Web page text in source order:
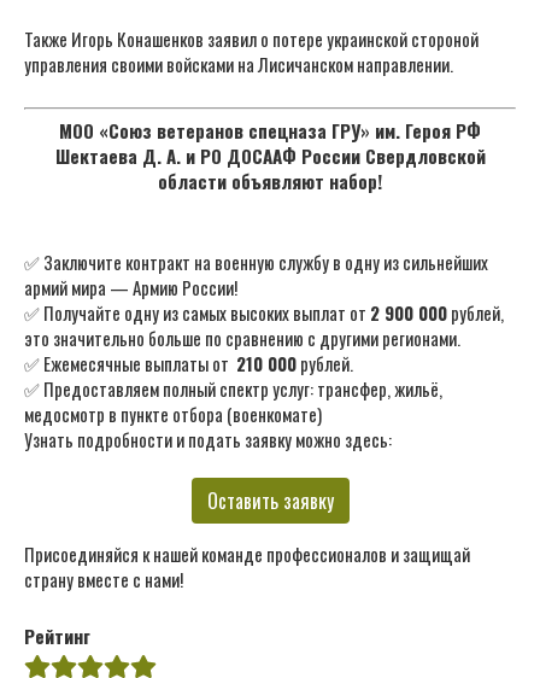
Также Игорь Конашенков заявил о потере украинской стороной
управления своими войсками на Лисичанском направлении.
МОО «Союз ветеранов спецназа ГРУ» им. Героя РФ
Шектаева Д. А. и РО ДОСААФ России Свердловской
области объявляют набор!
✅ Заключите контракт на военную службу в одну из сильнейших
армий мира — Армию России!
✅ Получайте одну из самых высоких выплат от 2 900 000рублей,
это значительно больше по сравнению с другими регионами.
✅ Ежемесячные выплаты от 210 000рублей.
✅ Предоставляем полный спектр услуг: трансфер, жильё,
медосмотр в пункте отбора (военкомате)
Узнать подробности и подать заявку можно здесь:
Оставить заявку
Присоединяйся к нашей команде профессионалов и защищай
страну вместе с нами!
Рейтинг